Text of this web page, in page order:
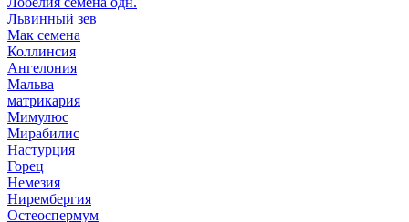
Львинный зев
Мак семена
Коллинсия
Ангелония
Мальва
матрикария
Мимулюс
Мирабилис
Настурция
Горец
Немезия
Нирембергия
Остеоспермум